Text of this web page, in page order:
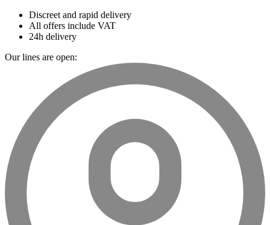
Discreet and rapid delivery
All offers include VAT
24h delivery
Our lines are open: